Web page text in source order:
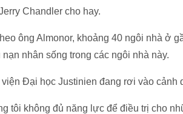
Chandler cho hay.
ông Almonor, khoảng 40 ngôi nhà ở
nạn nhân sống trong các ngôi nhà này.
viện Đại học Justinien đang rơi vào cảnh
tôi không đủ năng lực để điều trị cho